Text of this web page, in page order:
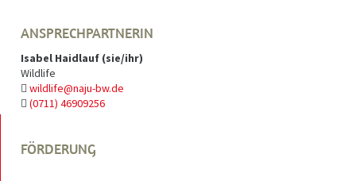
ANSPRECHPARTNERIN
Isabel Haidlauf (sie/ihr)
Wildlife
wildlife@naju-bw.de
(0711) 46909256
FÖRDERUNG